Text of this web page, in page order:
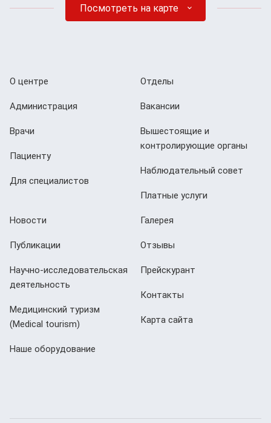
Посмотреть на карте
О центре
Администрация
Врачи
Пациенту
Для специалистов
Отделы
Вакансии
Вышестоящие и
контролирующие органы
Наблюдательный совет
Платные услуги
Новости
Публикации
Научно-исследовательская
деятельность
Медицинский туризм
(Мedical tourism)
Наше оборудование
Галерея
Отзывы
Прейскурант
Контакты
Карта сайта